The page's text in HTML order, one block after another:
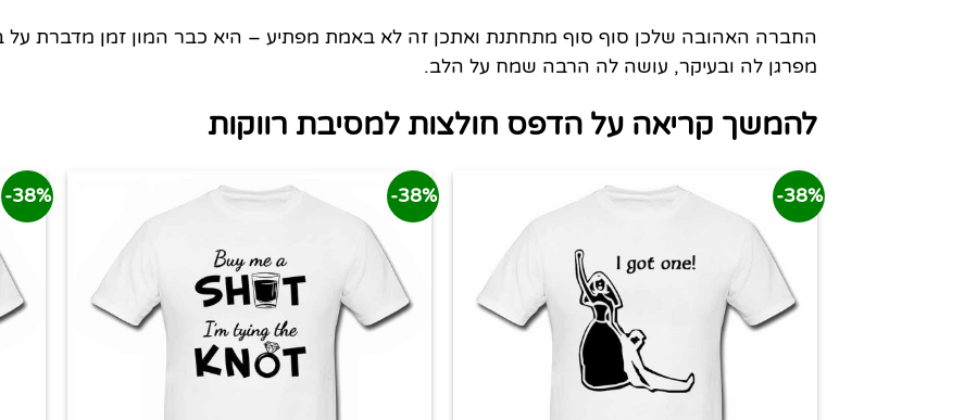
החברה האהובה שלכן סוף סוף מתחתנת ואתכן זה לא באמת מפתיע – היא כבר המון זמן מדברת על
מפרגן לה ובעיקר, עושה לה הרבה שמח על הלב.
להמשך קריאה על הדפס חולצות למסיבת רווקות
38%-
38%-
38%-